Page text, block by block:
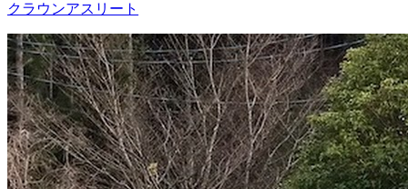
クラウンアスリート